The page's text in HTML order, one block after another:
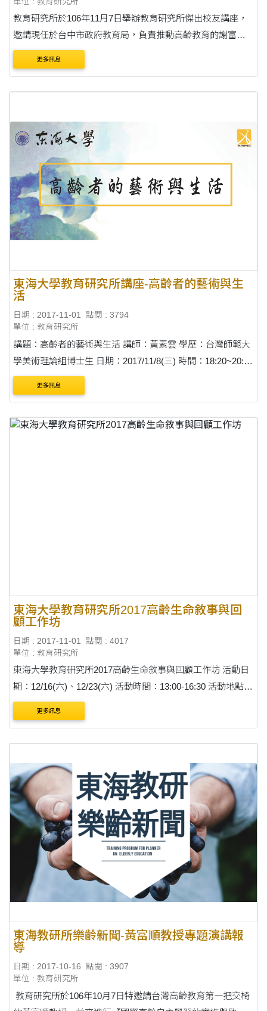
教育研究所於106年11月7日舉辦教育研究所傑出校友講座，
邀請現任於台中市政府教育局，負責推動高齡教育的謝富榮
校長，以「台中市高齡教育的現況」進行專題演講，提供最
新的高齡教育資訊，讓參加的師長與學弟妹，更了....
更多訊息
東海大學教育研究所講座-高齡者的藝術與生
活
日期 : 2017-11-01
點閱 : 3794
單位 : 教育研究所
講題：高齡者的藝術與生活 講師：黃素雲 學歷：台灣師範大
學美術理論組博士生 日期：2017/11/8(三) 時間：18:20~20:20
更多訊息
東海大學教育研究所2017高齡生命敘事與回
顧工作坊
日期 : 2017-11-01
點閱 : 4017
單位 : 教育研究所
東海大學教育研究所2017高齡生命敘事與回顧工作坊 活動日
期：12/16(六)、12/23(六) 活動時間：13:00-16:30 活動地點：
東海大學創意學苑 問題導向學習教室(C114) 報名網址連結：
更多訊息
東海教研所樂齡新聞-黃富順教授專題演講報
導
日期 : 2017-10-16
點閱 : 3907
單位 : 教育研究所
教育研究所於106年10月7日特邀請台灣高齡教育第一把交椅